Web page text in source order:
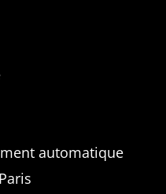
automatique